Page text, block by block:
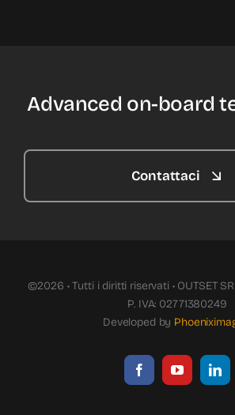
Advanced on-board
Contattaci
©2026 • Tutti i diritti riservati • OUTSET
P. IVA: 02771380249
Developed by